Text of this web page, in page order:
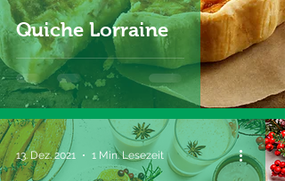
Quiche Lorraine
13. Dez. 2021 1 Min. Lesezeit